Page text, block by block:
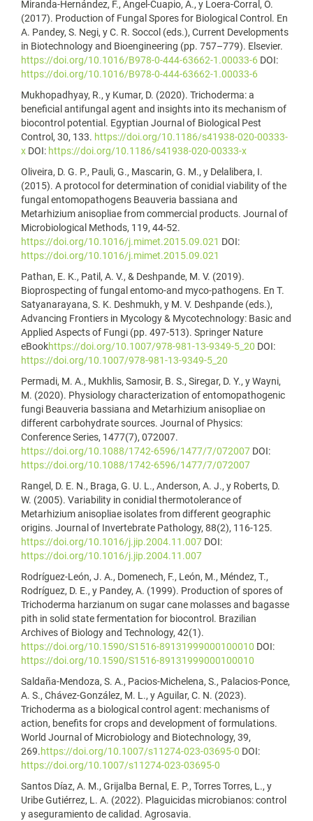
Miranda-Hernández, F., Angel-Cuapio, A., y Loera-Corral, O.
(2017). Production of Fungal Spores for Biological Control. En
A. Pandey, S. Negi, y C. R. Soccol (eds.), Current Developments
in Biotechnology and Bioengineering (pp. 757–779). Elsevier.
https://doi.org/10.1016/B978-0-444-63662-1.00033-6 DOI:
https://doi.org/10.1016/B978-0-444-63662-1.00033-6
Mukhopadhyay, R., y Kumar, D. (2020). Trichoderma: a
beneficial antifungal agent and insights into its mechanism of
biocontrol potential. Egyptian Journal of Biological Pest
Control, 30, 133. https://doi.org/10.1186/s41938-020-00333-
x DOI: https://doi.org/10.1186/s41938-020-00333-x
Oliveira, D. G. P., Pauli, G., Mascarin, G. M., y Delalibera, I.
(2015). A protocol for determination of conidial viability of the
fungal entomopathogens Beauveria bassiana and
Metarhizium anisopliae from commercial products. Journal of
Microbiological Methods, 119, 44-52.
https://doi.org/10.1016/j.mimet.2015.09.021 DOI:
https://doi.org/10.1016/j.mimet.2015.09.021
Pathan, E. K., Patil, A. V., & Deshpande, M. V. (2019).
Bioprospecting of fungal entomo-and myco-pathogens. En T.
Satyanarayana, S. K. Deshmukh, y M. V. Deshpande (eds.),
Advancing Frontiers in Mycology & Mycotechnology: Basic and
Applied Aspects of Fungi (pp. 497-513). Springer Nature
eBookhttps://doi.org/10.1007/978-981-13-9349-5_20 DOI:
https://doi.org/10.1007/978-981-13-9349-5_20
Permadi, M. A., Mukhlis, Samosir, B. S., Siregar, D. Y., y Wayni,
M. (2020). Physiology characterization of entomopathogenic
fungi Beauveria bassiana and Metarhizium anisopliae on
different carbohydrate sources. Journal of Physics:
Conference Series, 1477(7), 072007.
https://doi.org/10.1088/1742-6596/1477/7/072007 DOI:
https://doi.org/10.1088/1742-6596/1477/7/072007
Rangel, D. E. N., Braga, G. U. L., Anderson, A. J., y Roberts, D.
W. (2005). Variability in conidial thermotolerance of
Metarhizium anisopliae isolates from different geographic
origins. Journal of Invertebrate Pathology, 88(2), 116-125.
https://doi.org/10.1016/j.jip.2004.11.007 DOI:
https://doi.org/10.1016/j.jip.2004.11.007
Rodríguez-León, J. A., Domenech, F., León, M., Méndez, T.,
Rodríguez, D. E., y Pandey, A. (1999). Production of spores of
Trichoderma harzianum on sugar cane molasses and bagasse
pith in solid state fermentation for biocontrol. Brazilian
Archives of Biology and Technology, 42(1).
https://doi.org/10.1590/S1516-89131999000100010 DOI:
https://doi.org/10.1590/S1516-89131999000100010
Saldaña-Mendoza, S. A., Pacios-Michelena, S., Palacios-Ponce,
A. S., Chávez-González, M. L., y Aguilar, C. N. (2023).
Trichoderma as a biological control agent: mechanisms of
action, benefits for crops and development of formulations.
World Journal of Microbiology and Biotechnology, 39,
269.https://doi.org/10.1007/s11274-023-03695-0 DOI:
https://doi.org/10.1007/s11274-023-03695-0
Santos Díaz, A. M., Grijalba Bernal, E. P., Torres Torres, L., y
Uribe Gutiérrez, L. A. (2022). Plaguicidas microbianos: control
y aseguramiento de calidad. Agrosavia.